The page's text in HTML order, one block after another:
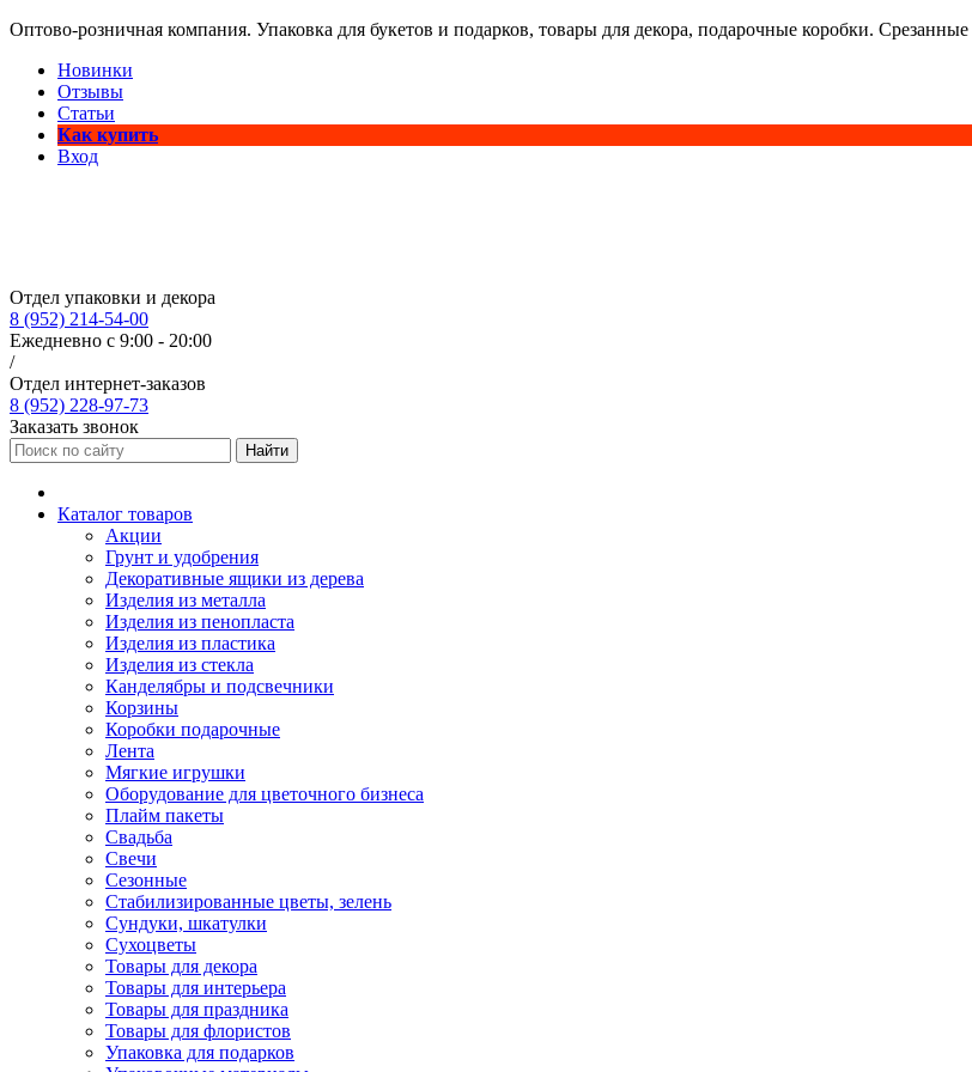
Оптово-розничная компания. Упаковка для букетов и подарков, товары для декора, подарочные коробки.
Новинки
Отзывы
Статьи
Как купить
Вход
Отдел упаковки и декора
8 (952) 214-54-00
Ежедневно с 9:00 - 20:00
/
Отдел интернет-заказов
8 (952) 228-97-73
Заказать звонок
Найти
Каталог товаров
Акции
Грунт и удобрения
Декоративные ящики из дерева
Изделия из металла
Изделия из пенопласта
Изделия из пластика
Изделия из стекла
Канделябры и подсвечники
Корзины
Коробки подарочные
Лента
Мягкие игрушки
Оборудование для цветочного бизнеса
Плайм пакеты
Свадьба
Свечи
Сезонные
Стабилизированные цветы, зелень
Сундуки, шкатулки
Сухоцветы
Товары для декора
Товары для интерьера
Товары для праздника
Товары для флористов
Упаковка для подарков